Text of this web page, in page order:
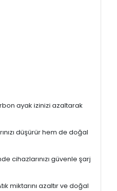
ayak izinizi azaltarak
düşürür hem de doğal
cihazlarınızı güvenle şarj
miktarını azaltır ve doğal